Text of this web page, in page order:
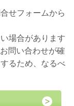
せフォームから
場合があります
問い合わせが確
るため、なるべ